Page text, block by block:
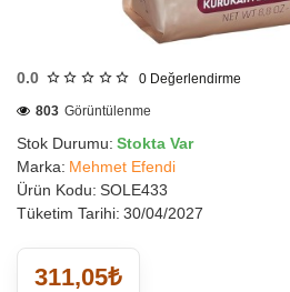
0.0 0 Değerlendirme
Stok Durumu: Stokta Var
Marka: Mehmet Efendi
Ürün Kodu: SOLE433
Tüketim Tarihi: 30/04/2027
803 Görüntülenme
311,05₺